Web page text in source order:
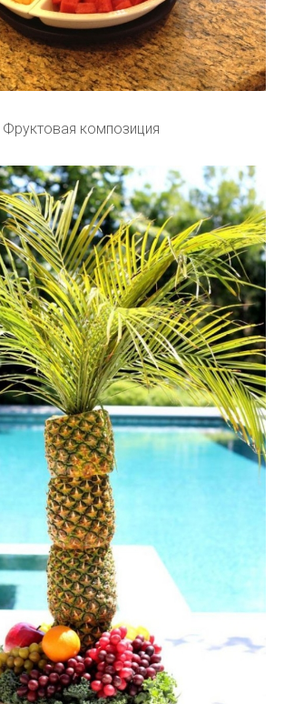
Фруктовая композиция